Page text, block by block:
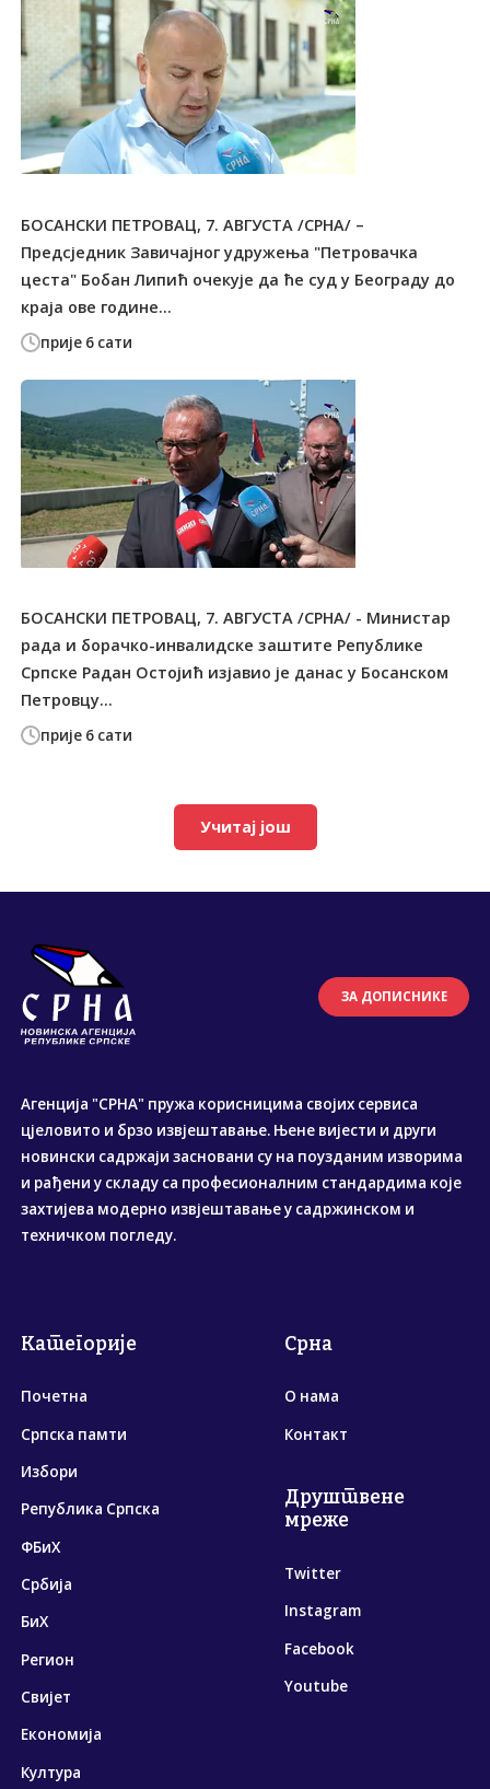
прије 6 сати
БОСАНСКИ ПЕТРОВАЦ, 7. АВГУСТА /СРНА/ –
Предсједник Завичајног удружења "Петровачка
цеста" Бобан Липић очекује да ће суд у Београду до
краја ове године...
прије 6 сати
БОСАНСКИ ПЕТРОВАЦ, 7. АВГУСТА /СРНА/ - Министар
рада и борачко-инвалидске заштите Републике
Српске Радан Остојић изјавио је данас у Босанском
Петровцу...
Учитај још
ЗА ДОПИСНИКЕ
Агенција "СРНА" пружа корисницима својих сервиса
цјеловито и брзо извјештавање. Њене вијести и други
новински садржаји засновани су на поузданим изворима
и рађени у складу са професионалним стандардима које
захтијева модерно извјештавање у садржинском и
техничком погледу.
Категорије
Почетна
Српска памти
Избори
Република Српска
ФБиХ
Србија
БиХ
Регион
Свијет
Економија
Култура
Срна
О нама
Контакт
Друштвене
мреже
Twitter
Instagram
Facebook
Youtube